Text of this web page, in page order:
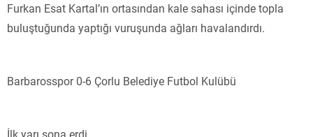
Furkan Esat Kartal’ın ortasından kale sahası içinde topla
buluştuğunda yaptığı vuruşunda ağları havalandırdı.
Barbarosspor 0-6 Çorlu Belediye Futbol Kulübü